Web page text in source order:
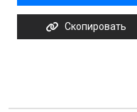
Скопировать